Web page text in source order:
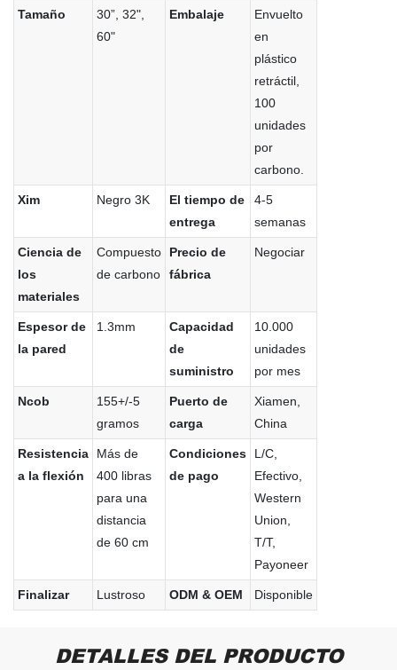
Tamaño
30”, 32",
60"
Embalaje
Envuelto
en
plástico
retráctil,
100
unidades
por
carbono.
Xim Negro 3K
El tiempo de
entrega
4-5
semanas
Ciencia de
los
materiales
Compuesto
de carbono
Precio de
fábrica
Negociar
Espesor de
la pared
1.3mm
Capacidad
de
suministro
10.000
unidades
por mes
Ncob
155+/-5
gramos
Puerto de
carga
Xiamen,
China
Resistencia
a la flexión
Más de
400 libras
para una
distancia
de 60 cm
Condiciones
de pago
L/C,
Efectivo,
Western
Union,
T/T,
Payoneer
Finalizar Lustroso ODM & OEM Disponible
DETALLES DEL PRODUCTO